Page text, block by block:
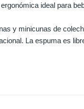
ideal para
y minicunas de
La espuma es